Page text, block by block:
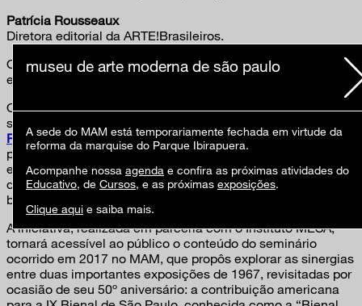
Patrícia Rousseaux
Diretora editorial da ARTE!Brasileiros.
O 36º Panorama da Arte Brasileira: sertão será realizado
entre 17 de agosto e 15 de novembro de 2019
O Museu de Arte Moderna de São Paulo disponibiliza em
seu
Revisitando Pop / Flipping Pop, que buscou debater os
paralelos entre apop art americana e a tropicália brasileira
e deflagrar outras formulações dopoppor meio de novos
diálogos Brasil-Estados Unidos, reunindo pesquisadores
brasileiros e convidados internacionais.
A iniciativa, realizada em parceria com o Instituto MESA,
tornará acessível ao público o conteúdo do seminário
ocorrido em 2017 no MAM, que propôs explorar as sinergias
entre duas importantes exposições de 1967, revisitadas por
ocasião de seu 50º aniversário: a contribuição americana
museu de arte moderna de são paulo
A sede do MAM está temporariamente fechada em virtude da
reforma da marquise do Parque Ibirapuera.
Acompanhe nossa agenda e confira as próximas atividades do
Educativo, de Cursos, e as próximas exposições.
Clique aqui e saiba mais.